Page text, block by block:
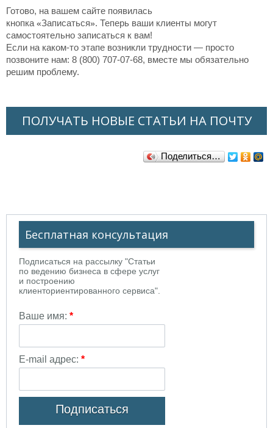
Готово, на вашем сайте появилась
кнопка«Записаться». Теперь ваши клиенты могут
самостоятельно записаться к вам!
Если на каком-то этапе возникли трудности — просто
позвоните нам: 8 (800) 707-07-68, вместе мы обязательно
решим проблему.
ПОЛУЧАТЬ НОВЫЕ СТАТЬИ НА ПОЧТУ
Поделиться…
Бесплатная консультация